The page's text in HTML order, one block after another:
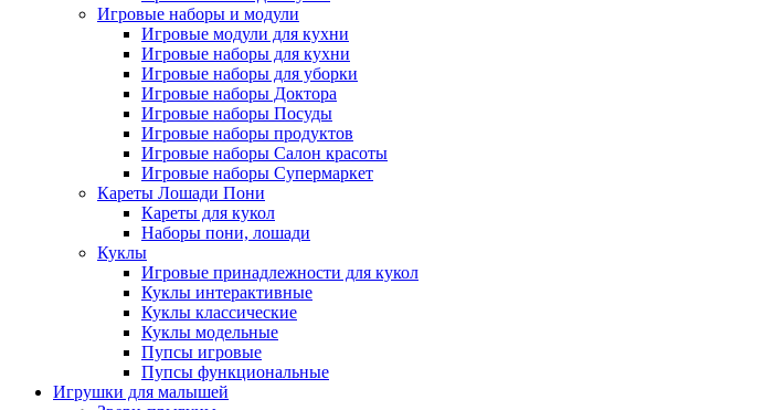
Игровые наборы и модули
Игровые модули для кухни
Игровые наборы для кухни
Игровые наборы для уборки
Игровые наборы Доктора
Игровые наборы Посуды
Игровые наборы продуктов
Игровые наборы Салон красоты
Игровые наборы Супермаркет
Кареты Лошади Пони
Кареты для кукол
Наборы пони, лошади
Куклы
Игровые принадлежности для кукол
Куклы интерактивные
Куклы классические
Куклы модельные
Пупсы игровые
Пупсы функциональные
Игрушки для малышей